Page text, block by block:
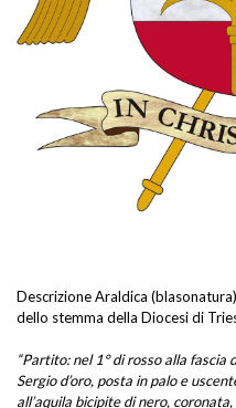
Descrizione Araldica (blasonatura)
dello stemma della Diocesi di
“Partito: nel 1° di rosso alla fascia
Sergio d’oro, posta in palo e
all’aquila bicipite di nero,